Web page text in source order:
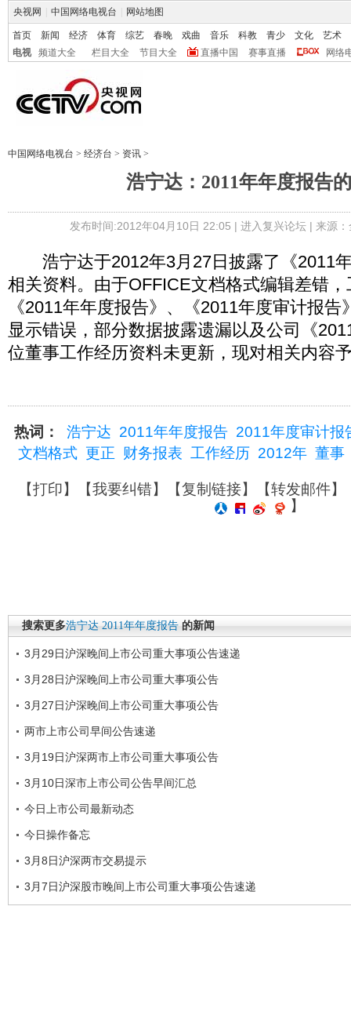
央视网 中国网络电视台 网站地图
首页 新闻 经济 体育 综艺 春晚 戏曲 音乐 科教 青少 文化
艺术
电视
频道大全 栏目大全 节目大全 直播中国 赛事直播 网络
中国网络电视台 > 经济台 > 资讯 >
浩宁达：2011年年度报告
发布时间:2012年04月10日 22:05 | 进入复兴论坛| 来源
浩宁达于2012年3月27日披露了《2011
相关资料。由于OFFICE文档格式编辑差错
《2011年年度报告》、《2011年度审计报
显示错误，部分数据披露遗漏以及公司《
位董事工作经历资料未更新，现对相关内容
热词： 浩宁达 2011年年度报告 2011年度审计报
文档格式 更正 财务报表 工作经历 2012年 董事
【打印】【我要纠错】【复制链接】【转发邮件】
】
搜索更多浩宁达 2011年年度报告 的新闻
3月29日沪深晚间上市公司重大事项公告速递
3月28日沪深晚间上市公司重大事项公告
3月27日沪深晚间上市公司重大事项公告
两市上市公司早间公告速递
3月19日沪深两市上市公司重大事项公告
3月10日深市上市公司公告早间汇总
今日上市公司最新动态
今日操作备忘
3月8日沪深两市交易提示
3月7日沪深股市晚间上市公司重大事项公告速递